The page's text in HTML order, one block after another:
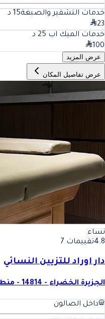
خدمات التشقير والصبغة15 د
23
خدمات الميك اب 25 د
100
عرض المزيد
عرض تفاصيل المكان
نساء
4.8تقييمات 7
دار اوراد للتزيين النسائي
الجزيرة الخضراء - 14814 - منطقة الرياض - Saudi Arabia
داخل الصالون